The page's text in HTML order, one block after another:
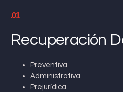
.01
Recuperación
Preventiva
Administrativa
Prejurídica